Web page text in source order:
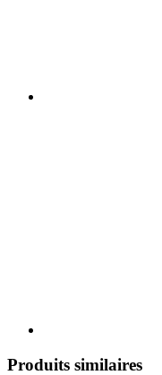
Produits similaires